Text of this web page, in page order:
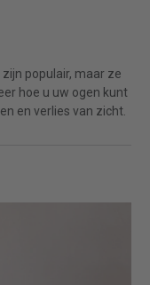
populair, maar ze
hoe u uw ogen kunt
en verlies van zicht.